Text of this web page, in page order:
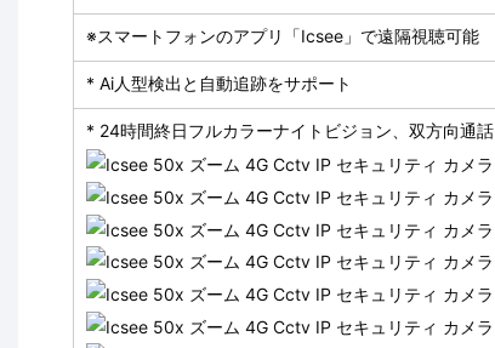
※スマートフォンのアプリ「Icsee」で遠隔視聴可能
* Ai人型検出と自動追跡をサポート
* 24時間終日フルカラーナイトビジョン、双方向通話